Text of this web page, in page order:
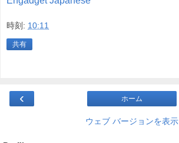
時刻: 10:11
共有
‹ ホーム
ウェブ バージョンを表示